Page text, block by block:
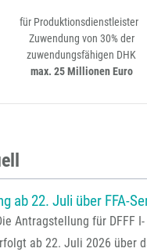
für Produktionsdienstleister
Zuwendung von 30% der
zuwendungsfähigen DHK
max. 25 Millionen Euro
ab 22. Juli über FFA-
Antragstellung für DFFF I-
ab 22. Juli 2026 über